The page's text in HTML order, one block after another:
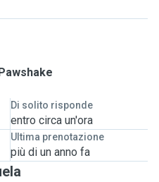
Di solito risponde
entro circa un'ora
Ultima prenotazione
più di un anno fa